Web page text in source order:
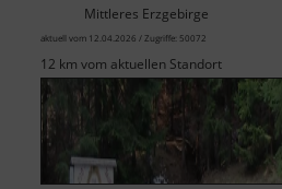
Mittleres Erzgebirge
aktuell vom 12.04.2026 / Zugriffe: 50072
12 km vom aktuellen Standort